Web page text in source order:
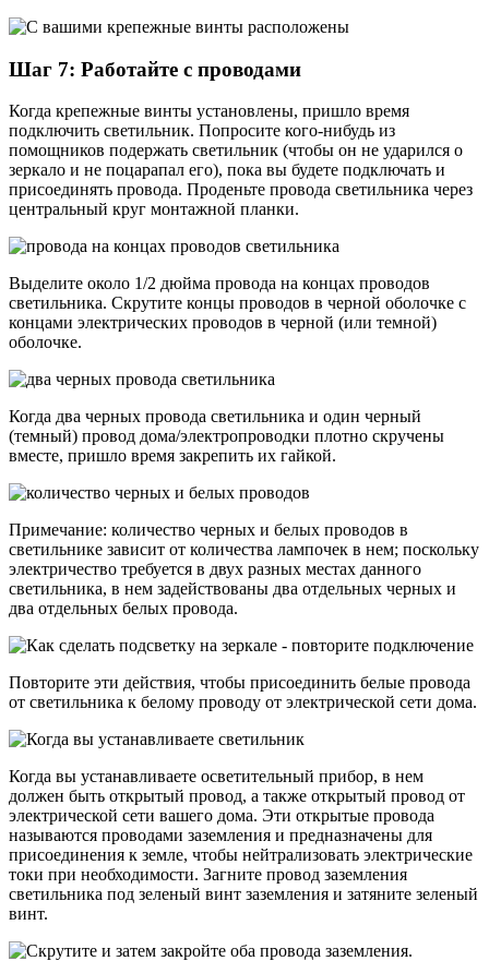
Шаг 7: Работайте с проводами
Когда крепежные винты установлены, пришло время
подключить светильник. Попросите кого-нибудь из
помощников подержать светильник (чтобы он не ударился о
зеркало и не поцарапал его), пока вы будете подключать и
присоединять провода. Проденьте провода светильника через
центральный круг монтажной планки.
Выделите около 1/2 дюйма провода на концах проводов
светильника. Скрутите концы проводов в черной оболочке с
концами электрических проводов в черной (или темной)
оболочке.
Когда два черных провода светильника и один черный
(темный) провод дома/электропроводки плотно скручены
вместе, пришло время закрепить их гайкой.
Примечание: количество черных и белых проводов в
светильнике зависит от количества лампочек в нем; поскольку
электричество требуется в двух разных местах данного
светильника, в нем задействованы два отдельных черных и
два отдельных белых провода.
Повторите эти действия, чтобы присоединить белые провода
от светильника к белому проводу от электрической сети дома.
Когда вы устанавливаете осветительный прибор, в нем
должен быть открытый провод, а также открытый провод от
электрической сети вашего дома. Эти открытые провода
называются проводами заземления и предназначены для
присоединения к земле, чтобы нейтрализовать электрические
токи при необходимости. Загните провод заземления
светильника под зеленый винт заземления и затяните зеленый
винт.